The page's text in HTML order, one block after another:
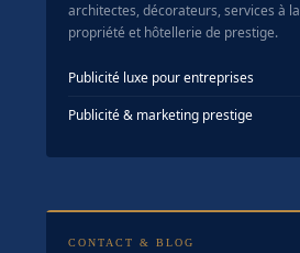
architectes, décorateurs, services à la
propriété et hôtellerie de prestige.
Publicité luxe pour entreprises
Publicité & marketing prestige
CONTACT & BLOG